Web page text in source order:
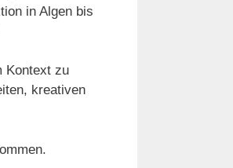
in Algen bis
Kontext zu
kreativen